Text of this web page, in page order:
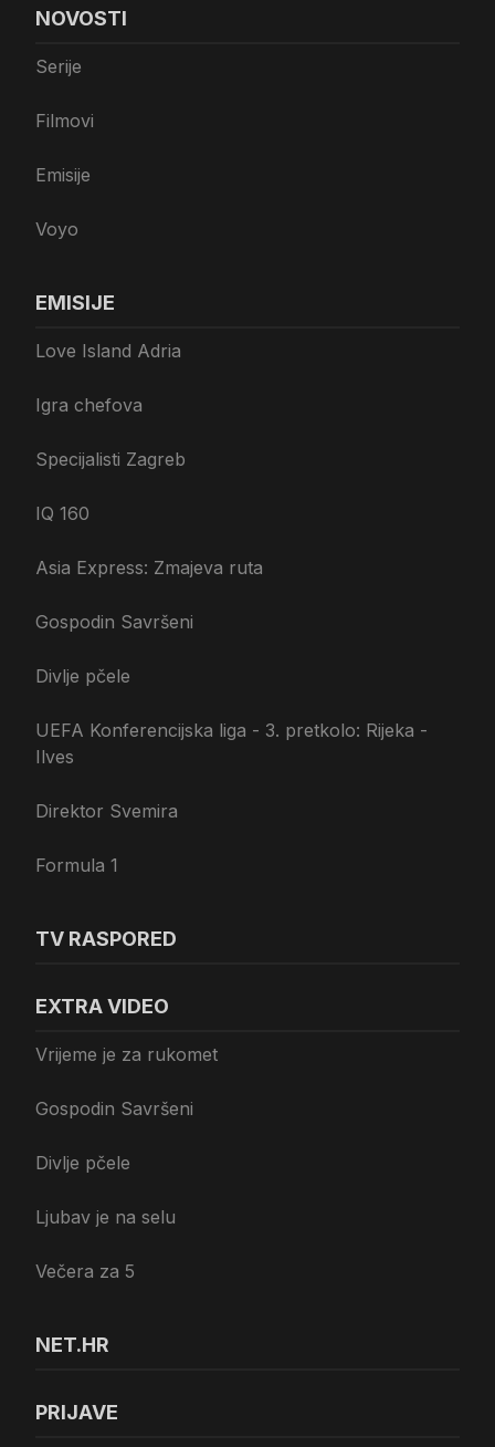
NOVOSTI
Serije
Filmovi
Emisije
Voyo
EMISIJE
Love Island Adria
Igra chefova
Specijalisti Zagreb
IQ 160
Asia Express: Zmajeva ruta
Gospodin Savršeni
Divlje pčele
UEFA Konferencijska liga - 3. pretkolo: Rijeka -
Ilves
Direktor Svemira
Formula 1
TV RASPORED
EXTRA VIDEO
Vrijeme je za rukomet
Gospodin Savršeni
Divlje pčele
Ljubav je na selu
Večera za 5
NET.HR
PRIJAVE